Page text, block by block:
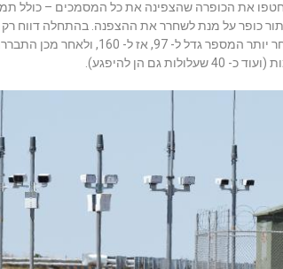
את הכופרה שהצפינה את כל המסמכים – כולל
מצלמות שחטפו את הכופרה, אבל כמה ימים מאוחר יותר המספר גדל ל- 97, אז ל- 160, ולאחר